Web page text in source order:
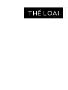
THỂ LOẠI